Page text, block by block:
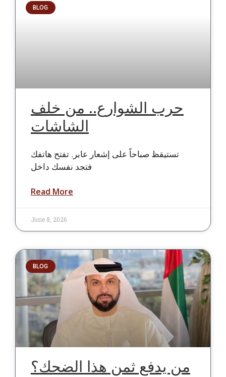
BLOG
حرب الشوارع.. من خلف
الشاشات
تستيقظ صباحاً على إشعار عابر. تفتح هاتفك
فتجد نفسك داخل
Read More
June 8, 2026
BLOG
من يدفع ثمن هذا الضحك؟